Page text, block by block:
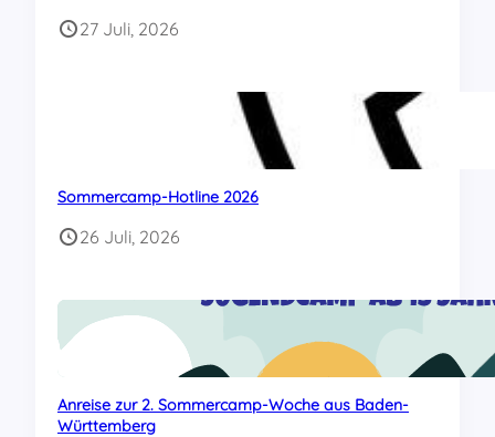
27 Juli, 2026
Sommercamp-Hotline 2026
26 Juli, 2026
Anreise zur 2. Sommercamp-Woche aus Baden-
Württemberg